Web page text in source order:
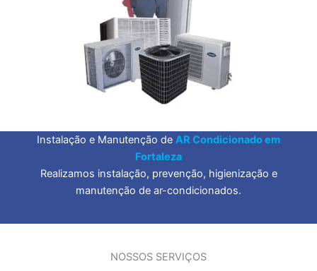
Instalação e Manutenção de AR Condicionado em
Fortaleza
Realizamos instalação, prevenção, higienização e
manutenção de ar-condicionados.
NOSSOS SERVIÇOS